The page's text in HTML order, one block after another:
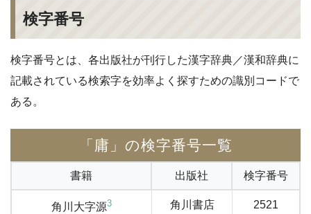
検字番号
検字番号とは、各出版社が刊行した漢字辞典／漢和辞典に
記載されている検索字を効率よく探すための識別コードで
ある。
「庸」の検字番号一覧
書籍 出版社 検字番号
角川大字源3 角川書店 2521